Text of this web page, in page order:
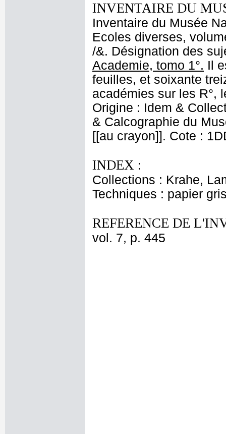
INVENTAIRE DU
Inventaire du Musée
Ecoles diverses,
/&. Désignation des
Academie, tomo 1°. Il
feuilles, et soixante
académies sur les R°,
Origine : Idem &
& Calcographie du
[[au crayon]]. Cote :
INDEX :
Collections : Krahe,
Techniques : papier
REFERENCE DE
vol. 7, p. 445